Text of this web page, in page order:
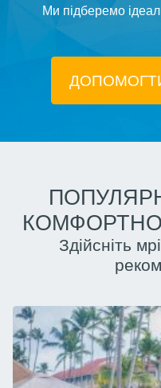
Ми підберемо
Здійсніть